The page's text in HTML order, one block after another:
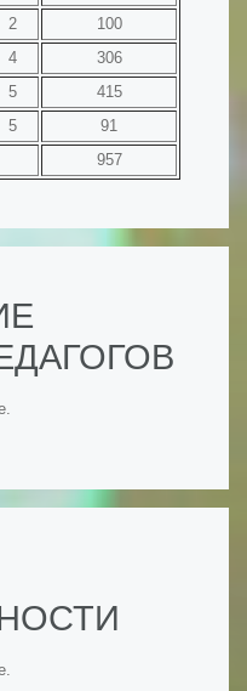
2
100
4
306
5
415
5
91
957